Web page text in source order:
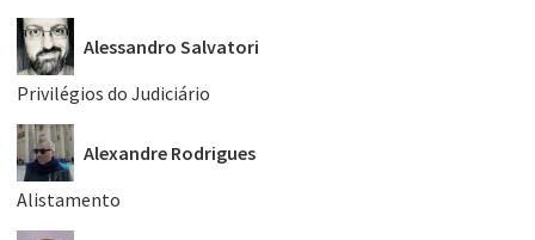
Alessandro Salvatori
Privilégios do Judiciário
Alexandre Rodrigues
Alistamento